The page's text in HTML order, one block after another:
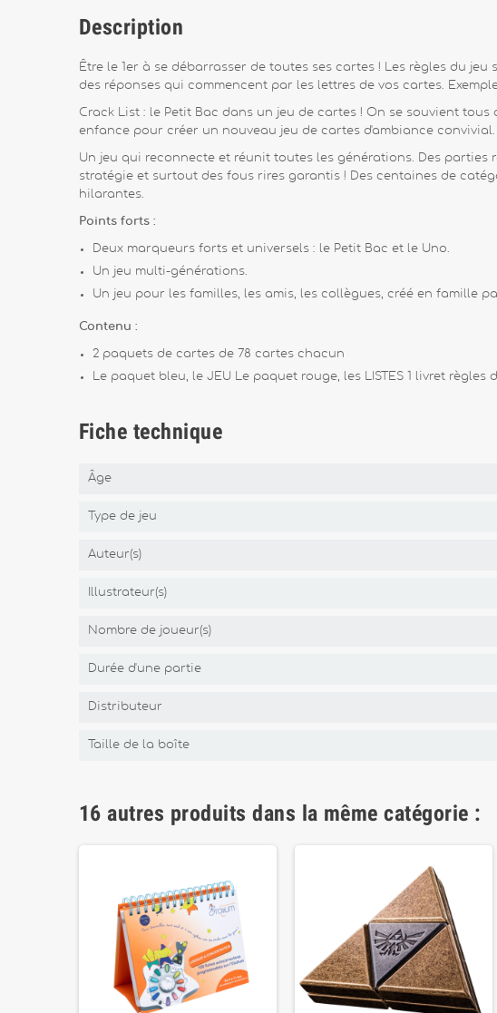
Description
Être le 1er à se débarrasser de toutes ses cartes ! Les règles du
des réponses qui commencent par les lettres de vos cartes.
Crack List : le Petit Bac dans un jeu de cartes ! On se souvient
enfance pour créer un nouveau jeu de cartes d'ambiance convivial.
Un jeu qui reconnecte et réunit toutes les générations. Des
stratégie et surtout des fous rires garantis ! Des centaines de
hilarantes.
Points forts :
Deux marqueurs forts et universels : le Petit Bac et le Uno.
Un jeu multi-générations.
Un jeu pour les familles, les amis, les collègues, créé en famille
Contenu :
2 paquets de cartes de 78 cartes chacun
Le paquet bleu, le JEU Le paquet rouge, les LISTES 1 livret règles
Fiche technique
Âge
Type de jeu
Auteur(s)
Illustrateur(s)
Nombre de joueur(s)
Durée d'une partie
Distributeur
Taille de la boîte
16 autres produits dans la même catégorie :